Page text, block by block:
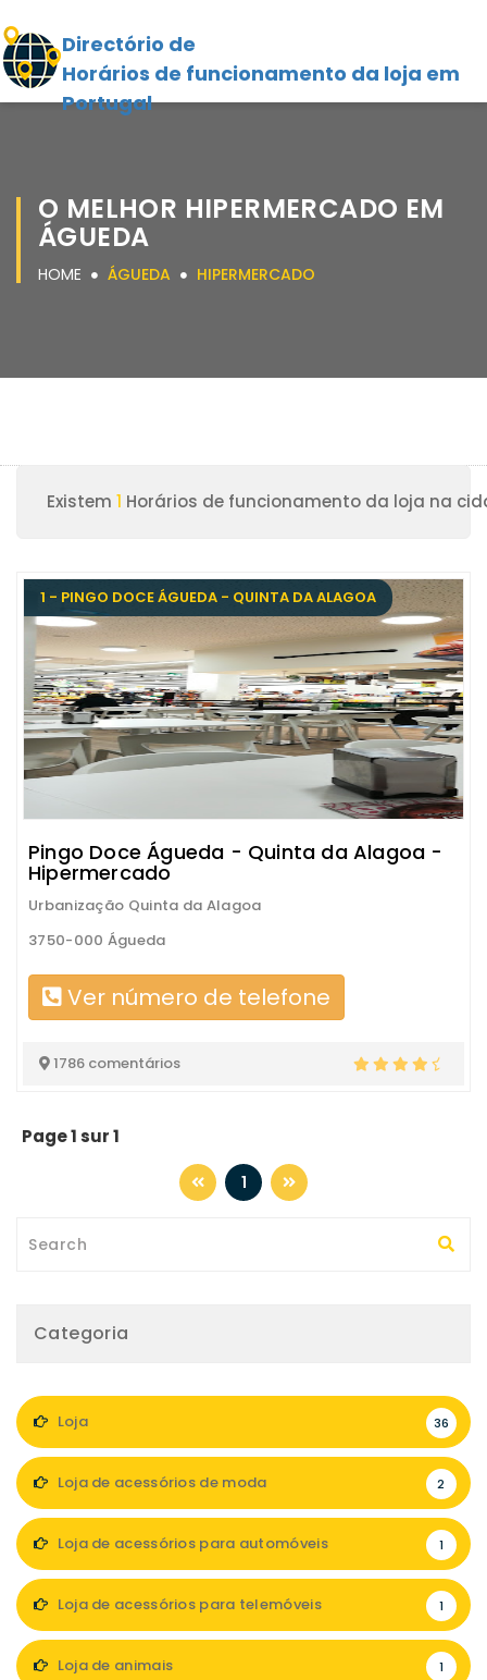
Directório de
Horários de funcionamento da loja em
Portugal
O MELHOR HIPERMERCADO EM
ÁGUEDA
HOME ÁGUEDA HIPERMERCADO
Existem 1 Horários de funcionamento da loja na
1 - PINGO DOCE ÁGUEDA - QUINTA DA ALAGOA
Pingo Doce Águeda - Quinta da Alagoa -
Hipermercado
Urbanização Quinta da Alagoa
3750-000 Águeda
Ver número de telefone
1786 comentários
Page 1 sur 1
1
Categoria
Loja 36
Loja de acessórios de moda 2
Loja de acessórios para automóveis 1
Loja de acessórios para telemóveis 1
Loja de animais 1